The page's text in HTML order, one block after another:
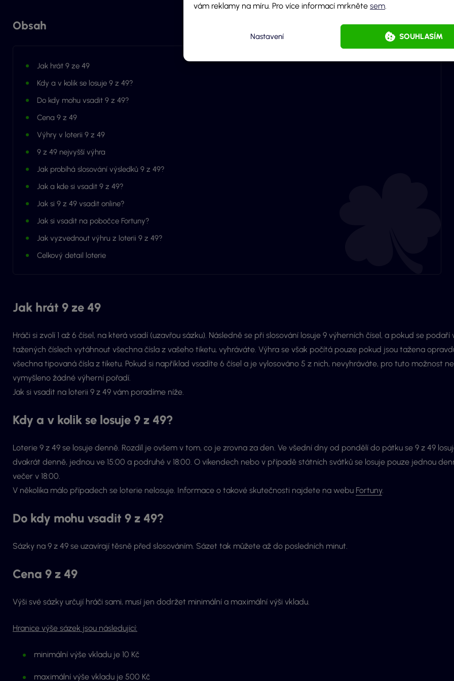
vám reklamy na míru. Pro více informací mrkněte sem.
SOUHLASÍM
Nastavení
Obsah
Jak hrát 9 ze 49
Kdy a v kolik se losuje 9 z 49?
Do kdy mohu vsadit 9 z 49?
Cena 9 z 49
Výhry v loterii 9 z 49
9 z 49 nejvyšší výhra
Jak probíhá slosování výsledků 9 z 49?
Jak a kde si vsadit 9 z 49?
Jak si 9 z 49 vsadit online?
Jak si vsadit na pobočce Fortuny?
Jak vyzvednout výhru z loterii 9 z 49?
Celkový detail loterie
Jak hrát 9 ze 49
Hráči si zvolí 1 až 6 čísel, na která vsadí (uzavřou sázku). Následně se při slosování losuje 9 výherních čísel, a pokud se podaří
tažených číslech vytáhnout všechna čísla z vašeho tiketu, vyhráváte. Výhra se však počítá pouze pokud jsou tažena
všechna tipovaná čísla z tiketu. Pokud si například vsadíte 6 čísel a je vylosováno 5 z nich, nevyhráváte, pro tuto možnost
vymyšleno žádné výherní pořadí.
Jak si vsadit na loterii 9 z 49 vám poradíme níže.
Kdy a v kolik se losuje 9 z 49?
Loterie 9 z 49 se losuje denně. Rozdíl je ovšem v tom, co je zrovna za den. Ve všední dny od pondělí do pátku se 9 z 49
dvakrát denně, jednou ve 15:00 a podruhé v 18:00. O víkendech nebo v případě státních svátků se losuje pouze jednou
večer v 18:00.
V několika málo případech se loterie nelosuje. Informace o takové skutečnosti najdete na webu Fortuny.
Do kdy mohu vsadit 9 z 49?
Sázky na 9 z 49 se uzavírají těsně před slosováním. Sázet tak můžete až do posledních minut.
Cena 9 z 49
Výši své sázky určují hráči sami, musí jen dodržet minimální a maximální výši vkladu.
Hranice výše sázek jsou následující:
minimální výše vkladu je 10 Kč
maximální výše vkladu je 500 Kč